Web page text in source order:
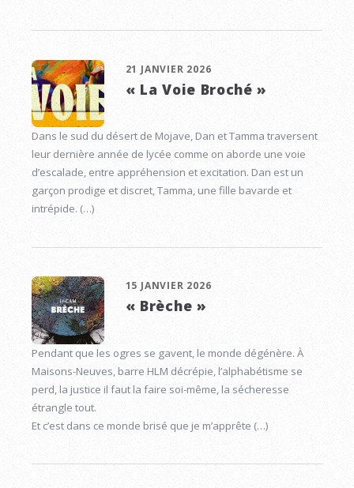
21 JANVIER 2026
« La Voie Broché »
Dans le sud du désert de Mojave, Dan et Tamma traversent
leur dernière année de lycée comme on aborde une voie
d’escalade, entre appréhension et excitation. Dan est un
garçon prodige et discret, Tamma, une fille bavarde et
intrépide. (…)
15 JANVIER 2026
« Brèche »
Pendant que les ogres se gavent, le monde dégénère. À
Maisons-Neuves, barre HLM décrépie, l’alphabétisme se
perd, la justice il faut la faire soi-même, la sécheresse
étrangle tout.
Et c’est dans ce monde brisé que je m’apprête (…)